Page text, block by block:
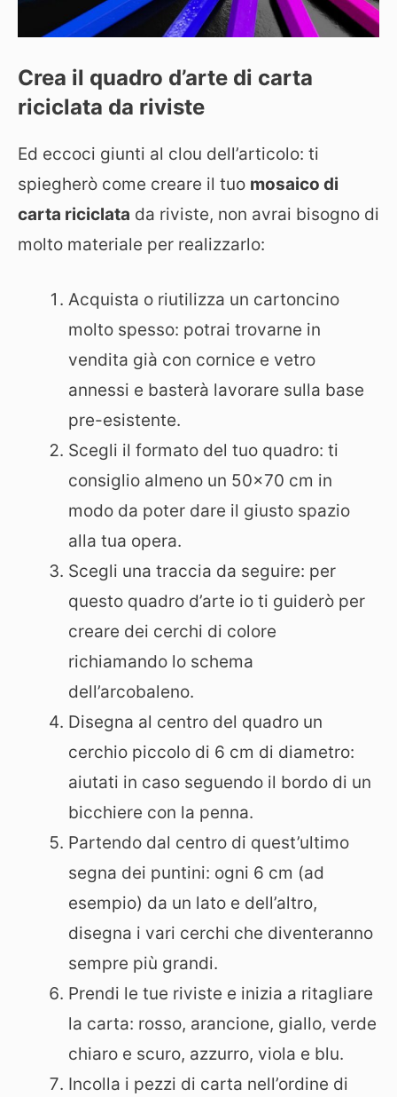
Crea il quadro d’arte di carta
riciclata da riviste
Ed eccoci giunti al clou dell’articolo: ti
spiegherò come creare il tuo mosaico di
carta riciclata da riviste, non avrai bisogno di
molto materiale per realizzarlo:
Acquista o riutilizza un cartoncino
molto spesso: potrai trovarne in
vendita già con cornice e vetro
annessi e basterà lavorare sulla base
pre-esistente.
Scegli il formato del tuo quadro: ti
consiglio almeno un 50×70 cm in
modo da poter dare il giusto spazio
alla tua opera.
Scegli una traccia da seguire: per
questo quadro d’arte io ti guiderò per
creare dei cerchi di colore
richiamando lo schema
dell’arcobaleno.
Disegna al centro del quadro un
cerchio piccolo di 6 cm di diametro:
aiutati in caso seguendo il bordo di un
bicchiere con la penna.
Partendo dal centro di quest’ultimo
segna dei puntini: ogni 6 cm (ad
esempio) da un lato e dell’altro,
disegna i vari cerchi che diventeranno
sempre più grandi.
Prendi le tue riviste e inizia a ritagliare
la carta: rosso, arancione, giallo, verde
chiaro e scuro, azzurro, viola e blu.
Incolla i pezzi di carta nell’ordine di